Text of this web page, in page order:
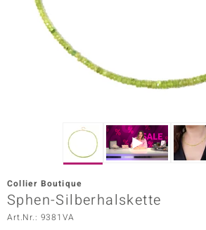
Edition
Vogue
Collier Boutique
Sphen-Silberhalskette
Art.Nr.: 9381VA